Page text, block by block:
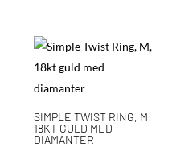
SIMPLE TWIST RING, M,
18KT GULD MED
DIAMANTER